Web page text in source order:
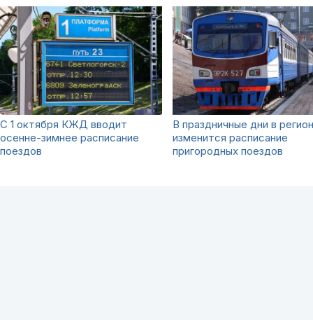
C 1 октября КЖД вводит
осенне-зимнее расписание
поездов
В праздничные дни в
изменится расписание
пригородных поездов